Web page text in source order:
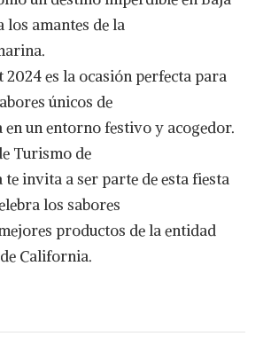
amantes de la
2024 es la ocasión perfecta para
únicos de
un entorno festivo y acogedor.
Turismo de
invita a ser parte de esta fiesta
los sabores
productos de la entidad
California.